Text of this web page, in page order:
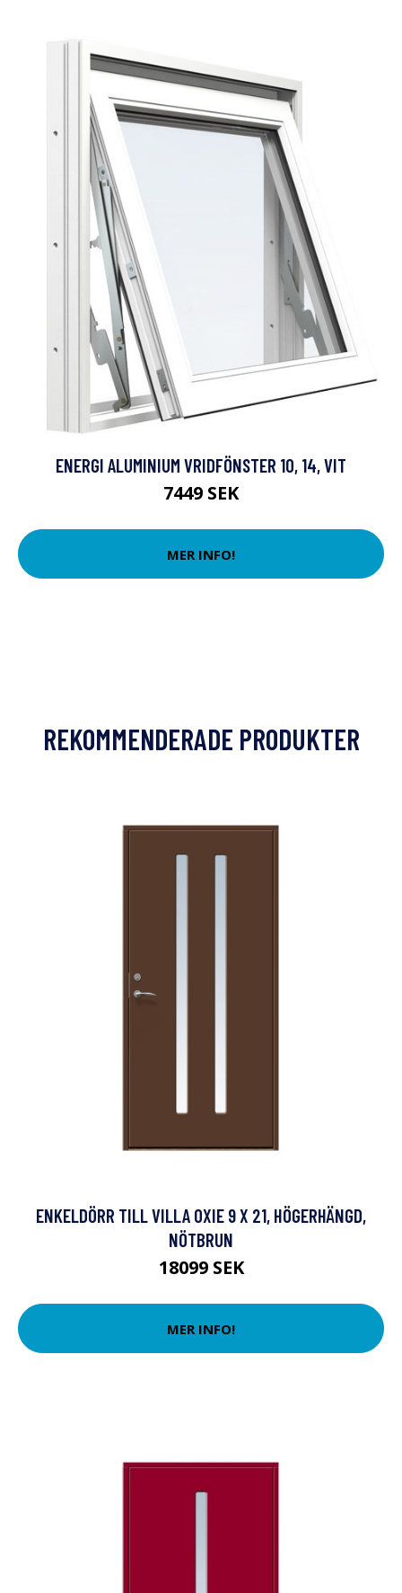
ENERGI ALUMINIUM VRIDFÖNSTER 10, 14, VIT
7449 SEK
MER INFO!
REKOMMENDERADE PRODUKTER
ENKELDÖRR TILL VILLA OXIE 9 X 21, HÖGERHÄNGD,
NÖTBRUN
18099 SEK
MER INFO!